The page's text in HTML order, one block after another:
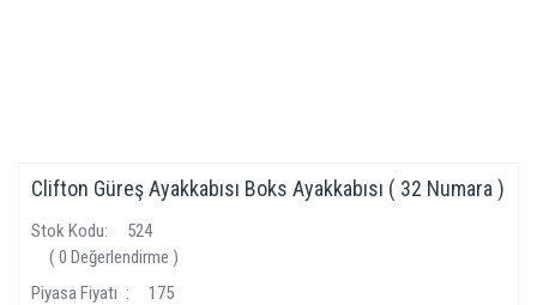
Clifton Güreş Ayakkabısı Boks Ayakkabısı ( 32 Numara )
Stok Kodu
524
( 0 Değerlendirme )
Piyasa Fiyatı
175